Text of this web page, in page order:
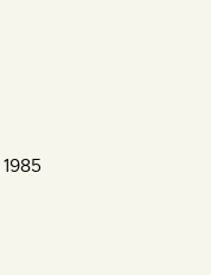
1985